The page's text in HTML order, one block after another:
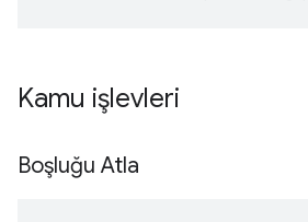
Kamu işlevleri
Boşluğu Atla